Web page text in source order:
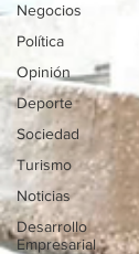
Negocios
Política
Opinión
Deporte
Sociedad
Turismo
Noticias
Desarrollo
Empresarial